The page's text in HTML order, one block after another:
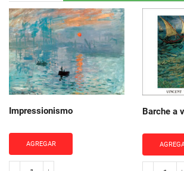
Impressionismo
AGREGAR
Barche a